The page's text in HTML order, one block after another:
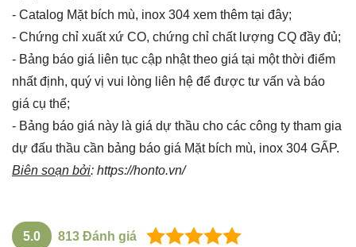
- Catalog Mặt bích mù, inox 304 xem thêm tại đây;
- Chứng chỉ xuất xứ CO, chứng chỉ chất lượng CQ đầy đủ;
- Bảng báo giá liên tục cập nhật theo giá tại một thời điểm
nhất định, quý vị vui lòng liên hệ để được tư vấn và báo
giá cụ thể;
- Bảng báo giá này là giá dự thầu cho các công ty tham gia
dự đấu thầu cần bảng báo giá Mặt bích mù, inox 304 GẤP.
Biên soạn bởi: https://honto.vn/
5.0 813 Đánh giá